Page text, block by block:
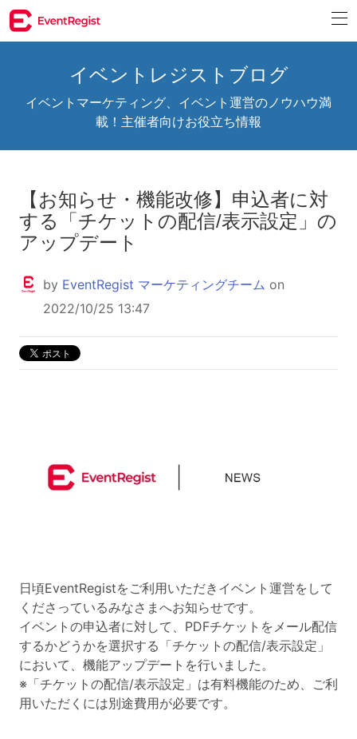
イベントレジストブログ
イベントマーケティング、イベント運営のノウハウ満
載！主催者向けお役立ち情報
【お知らせ・機能改修】申込者に対
する「チケットの配信/表示設定」の
アップデート
by EventRegist マーケティングチーム on
2022/10/25 13:47
日頃EventRegistをご利用いただきイベント運営をして
くださっているみなさまへお知らせです。
イベントの申込者に対して、PDFチケットをメール配信
するかどうかを選択する「チケットの配信/表示設定」
において、機能アップデートを行いました。
※「チケットの配信/表示設定」は有料機能のため、ご利
用いただくには別途費用が必要です。